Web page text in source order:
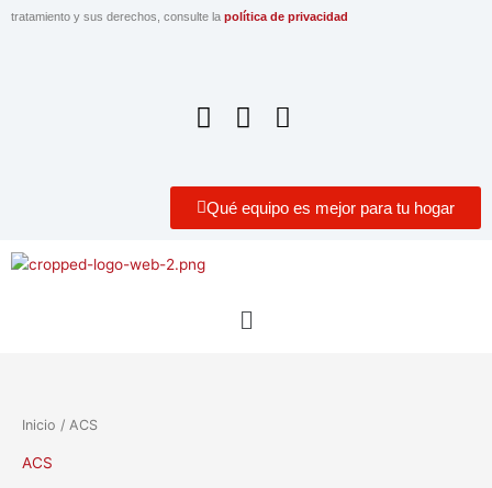
tratamiento y sus derechos, consulte la política de privacidad
Qué equipo es mejor para tu hogar
Menú
Inicio / ACS
ACS